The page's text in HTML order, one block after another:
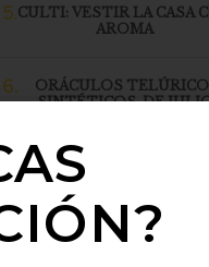
5.CULTI: VESTIR LA CASA
AROMA
6.
ORÁCULOS
SINTÉTICOS, DE